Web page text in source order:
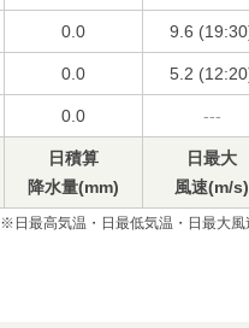
0.0 9.6
0.0 5.2
0.0 ---
日積算
降水量(mm)
日最大
風速(m/s)
※日最高気温・日最低気温・日最大